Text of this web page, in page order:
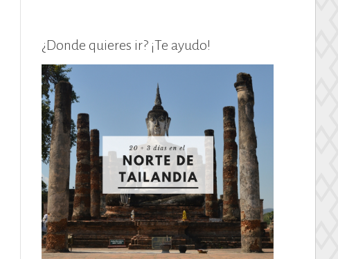
¿Donde quieres ir? ¡Te ayudo!